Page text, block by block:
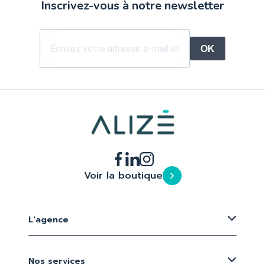
Inscrivez-vous à notre newsletter
OK
Voir la boutique
L'agence
Nos services